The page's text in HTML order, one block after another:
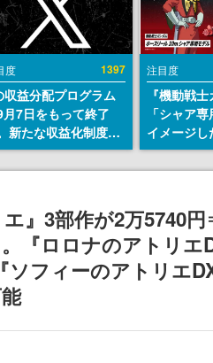
度 1397
収益分配プログラム
月7日をもって終了
新たな収益化制度
Content
Program」を
注目度
『機動戦
「シャア
イメージし
リールが予
にはシャア
エンブレ
どを配置
エ』3部作が2万5740
『ロロナのアトリエ
ソフィーのアトリエ